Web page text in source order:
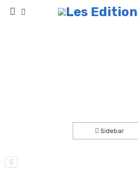
Sidebar